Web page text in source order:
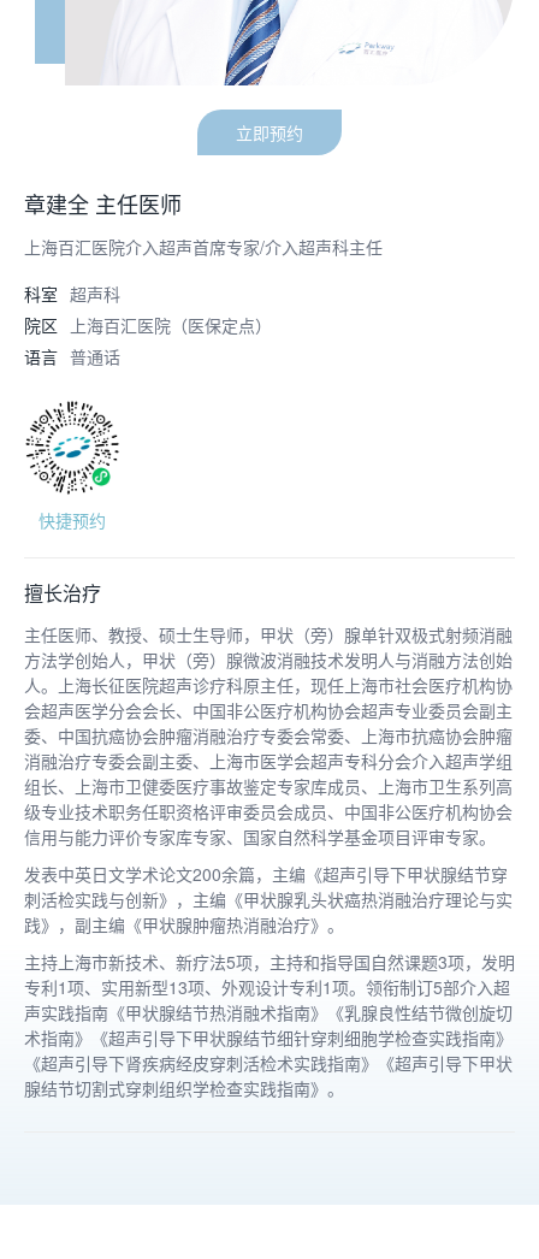
立即预约
章建全 主任医师
上海百汇医院介入超声首席专家/介入超声科主任
科室 超声科
院区
上海百汇医院（医保定点）
语言 普通话
快捷预约
擅长治疗
主任医师、教授、硕士生导师，甲状（旁）腺单针双极式射频消融
方法学创始人，甲状（旁）腺微波消融技术发明人与消融方法创始
人。上海长征医院超声诊疗科原主任，现任上海市社会医疗机构协
会超声医学分会会长、中国非公医疗机构协会超声专业委员会副主
委、中国抗癌协会肿瘤消融治疗专委会常委、上海市抗癌协会肿瘤
消融治疗专委会副主委、上海市医学会超声专科分会介入超声学组
组长、上海市卫健委医疗事故鉴定专家库成员、上海市卫生系列高
级专业技术职务任职资格评审委员会成员、中国非公医疗机构协会
信用与能力评价专家库专家、国家自然科学基金项目评审专家。
发表中英日文学术论文200余篇，主编《超声引导下甲状腺结节穿
刺活检实践与创新》，主编《甲状腺乳头状癌热消融治疗理论与实
践》，副主编《甲状腺肿瘤热消融治疗》。
主持上海市新技术、新疗法5项，主持和指导国自然课题3项，发明
专利1项、实用新型13项、外观设计专利1项。领衔制订5部介入超
声实践指南《甲状腺结节热消融术指南》《乳腺良性结节微创旋切
术指南》《超声引导下甲状腺结节细针穿刺细胞学检查实践指南》
《超声引导下肾疾病经皮穿刺活检术实践指南》《超声引导下甲状
腺结节切割式穿刺组织学检查实践指南》。